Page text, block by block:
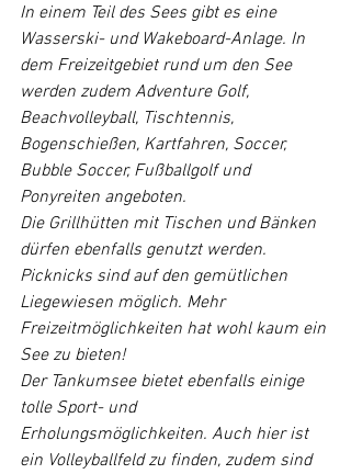
In einem Teil des Sees gibt es eine
Wasserski- und Wakeboard-Anlage. In
dem Freizeitgebiet rund um den See
werden zudem Adventure Golf,
Beachvolleyball, Tischtennis,
Bogenschießen, Kartfahren, Soccer,
Bubble Soccer, Fußballgolf und
Ponyreiten angeboten.
Die Grillhütten mit Tischen und Bänken
dürfen ebenfalls genutzt werden.
Picknicks sind auf den gemütlichen
Liegewiesen möglich. Mehr
Freizeitmöglichkeiten hat wohl kaum ein
See zu bieten!
Der Tankumsee bietet ebenfalls einige
tolle Sport- und
Erholungsmöglichkeiten. Auch hier ist
ein Volleyballfeld zu finden, zudem sind